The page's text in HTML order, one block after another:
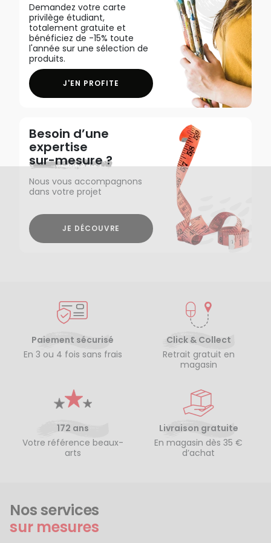
Demandez votre carte
privilège étudiant,
totalement gratuite et
bénéficiez de -15% toute
l'année sur une sélection de
produits.
J'EN PROFITE
Besoin d’une
expertise
sur-mesure ?
Nous vous accompagnons
dans votre projet
JE DÉCOUVRE
Paiement sécurisé
En 3 ou 4 fois sans frais
Click & Collect
Retrait gratuit en
magasin
172 ans
Votre référence beaux-
arts
Livraison gratuite
En magasin dès 35 €
d’achat
Nos services
sur mesures